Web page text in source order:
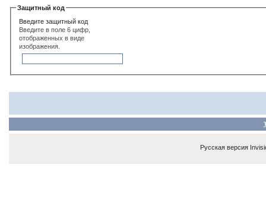
Защитный код
Введите защитный код
Введите в поле 6 цифр,
отображенных в виде
изображения.
Русская версия